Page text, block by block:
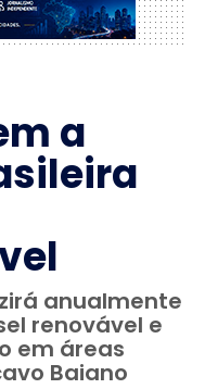
a
anualmente
renovável e
em áreas
Baiano